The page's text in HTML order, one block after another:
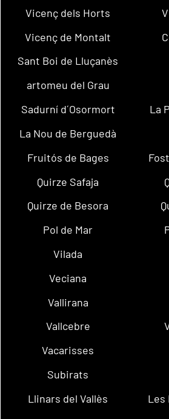
Vicenç dels Horts
Vicenç de Montalt
Sant Boi de Lluçanès
artomeu del Grau
Sadurní d´Osormort
La
La Nou de Berguedà
Fruitós de Bages
Quirze Safaja
Quirze de Besora
Pol de Mar
Vilada
Veciana
Vallirana
Vallcebre
Vacarisses
Subirats
Llinars del Vallès
Les